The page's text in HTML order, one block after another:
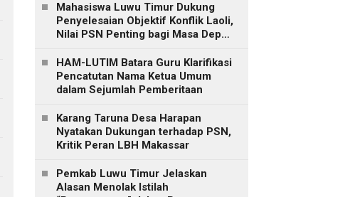
Mahasiswa Luwu Timur Dukung
Penyelesaian Objektif Konflik Laoli,
Nilai PSN Penting bagi Masa Depan
HAM-LUTIM Batara Guru Klarifikasi
Pencatutan Nama Ketua Umum
dalam Sejumlah Pemberitaan
Karang Taruna Desa Harapan
Nyatakan Dukungan terhadap PSN,
Kritik Peran LBH Makassar
Pemkab Luwu Timur Jelaskan
Alasan Menolak Istilah